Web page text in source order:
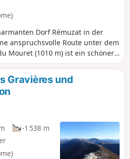
Dorf Rémuzat in der
anspruchsvolle Route unter dem
Mouret (1010 m) ist ein schöner
beobachten und die Landschaft
zu genießen.
Gravières und
-1 538 m